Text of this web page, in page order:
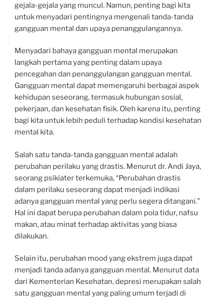
gejala-gejala yang muncul. Namun, penting bagi kita
untuk menyadari pentingnya mengenali tanda-tanda
gangguan mental dan upaya penanggulangannya.
Menyadari bahaya gangguan mental merupakan
langkah pertama yang penting dalam upaya
pencegahan dan penanggulangan gangguan mental.
Gangguan mental dapat memengaruhi berbagai aspek
kehidupan seseorang, termasuk hubungan sosial,
pekerjaan, dan kesehatan fisik. Oleh karena itu, penting
bagi kita untuk lebih peduli terhadap kondisi kesehatan
mental kita.
Salah satu tanda-tanda gangguan mental adalah
perubahan perilaku yang drastis. Menurut dr. Andi Jaya,
seorang psikiater terkemuka, “Perubahan drastis
dalam perilaku seseorang dapat menjadi indikasi
adanya gangguan mental yang perlu segera ditangani.”
Hal ini dapat berupa perubahan dalam pola tidur, nafsu
makan, atau minat terhadap aktivitas yang biasa
dilakukan.
Selain itu, perubahan mood yang ekstrem juga dapat
menjadi tanda adanya gangguan mental. Menurut data
dari Kementerian Kesehatan, depresi merupakan salah
satu gangguan mental yang paling umum terjadi di